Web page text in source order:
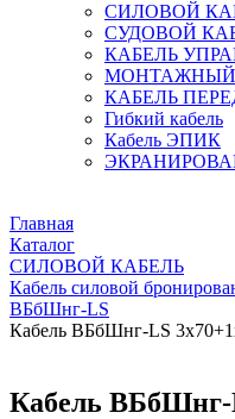
СИЛОВОЙ
СУДОВОЙ
КАБЕЛЬ
МОНТАЖНЫЙ
КАБЕЛЬ
Гибкий кабель
Кабель ЭПИК
Главная
Каталог
СИЛОВОЙ КАБЕЛЬ
Кабель силовой
ВБбШнг-LS
Кабель ВБбШнг-LS
Кабель ВБбШнг-